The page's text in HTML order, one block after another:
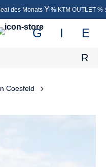
des Monats % KTM OUTLET %
Coesfeld